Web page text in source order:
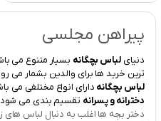
پیراهن مجلسی
دنیایلباس بچگانه بسیار متنوع می
ترین خرید ها برای والدین بشمار می
لباس بچگانه دارای انواع مختلفی می
دخترانه و پسرانه تقسیم بندی می
دختر بچه ها اغلب به دنبال لباس های